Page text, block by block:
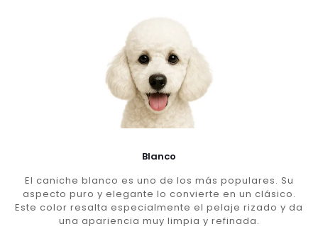
Blanco
El caniche blanco es uno de los más populares. Su
aspecto puro y elegante lo convierte en un clásico.
Este color resalta especialmente el pelaje rizado y da
una apariencia muy limpia y refinada.